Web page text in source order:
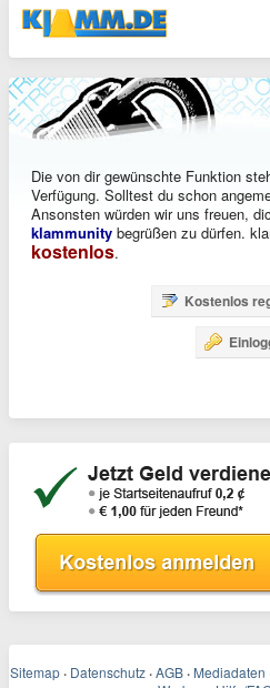
Die von dir gewünschte Funktion
Verfügung. Solltest du schon
Ansonsten würden wir uns freuen,
klammunity begrüßen zu dürfen.
kostenlos.
Kostenlos
Sitemap · Datenschutz · AGB · Mediadaten